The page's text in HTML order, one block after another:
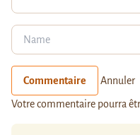
Commentaire Annuler
Votre commentaire pourra